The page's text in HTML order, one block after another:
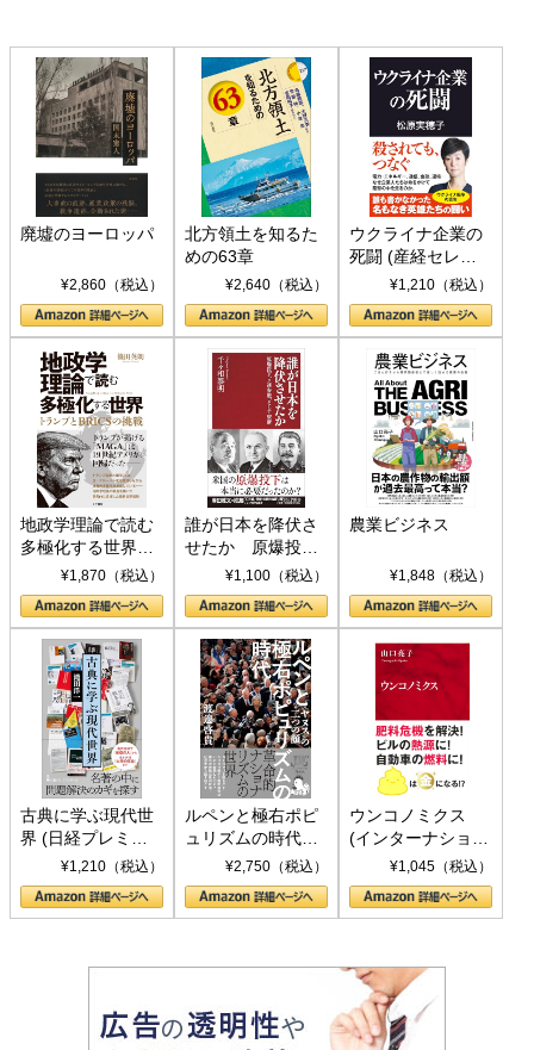
廃墟のヨーロッパ
¥2,860（税込）
北方領土を知るた
めの63章
¥2,640（税込）
ウクライナ企業の
死闘 (産経セレク
ト S 039)¥1,210（税込）
地政学理論で読む
多極化する世界：
トランプとBRICS
の挑戦
¥1,870（税込）
誰が日本を降伏さ
せたか 原爆投
下、ソ連参戦、そ
して聖断 (PHP新
書)
¥1,100（税込）
農業ビジネス
¥1,848（税込）
古典に学ぶ現代世
界 (日経プレミア
シリーズ)¥1,210（税込）
ルペンと極右ポピ
ュリズムの時代：
〈ヤヌス〉の二つ
の顔
¥2,750（税込）
ウンコノミクス
(インターナショナ
ル新書)¥1,045（税込）